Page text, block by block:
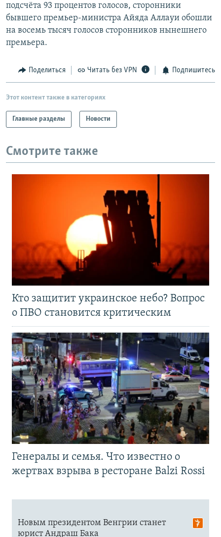
Все сайты РСЕ/РС
подсчёта 93 процентов голосов, сторонники
бывшего премьер-министра Айяда Аллауи обошли
на восемь тысяч голосов сторонников нынешнего
премьера.
Поделиться Читать без VPN Подпишитесь
Этот контент также в категориях
Главные разделы Новости
Смотрите также
Кто защитит украинское небо? Вопрос
о ПВО становится критическим
Генералы и семья. Что известно о
жертвах взрыва в ресторане Balzi Rossi